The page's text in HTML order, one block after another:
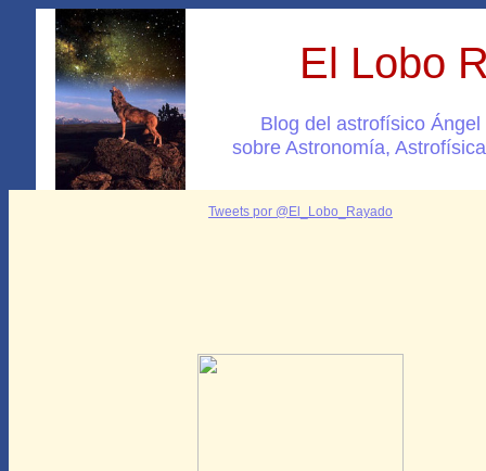
El Lobo
Blog del astrofísico
sobre Astronomía,
Tweets por @El_Lobo_Rayado